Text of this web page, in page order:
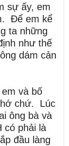
sự ấy, em
Để em kể
ta những
như thế
dám cản
và bố
chứ. Lúc
ông bà và
có phải là
đầu làng